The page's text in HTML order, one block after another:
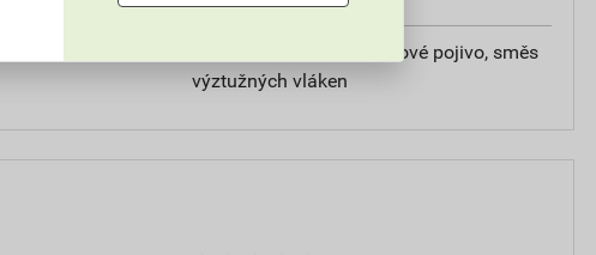
vápencové plnivo, silikátové pojivo, směs
výztužných vláken